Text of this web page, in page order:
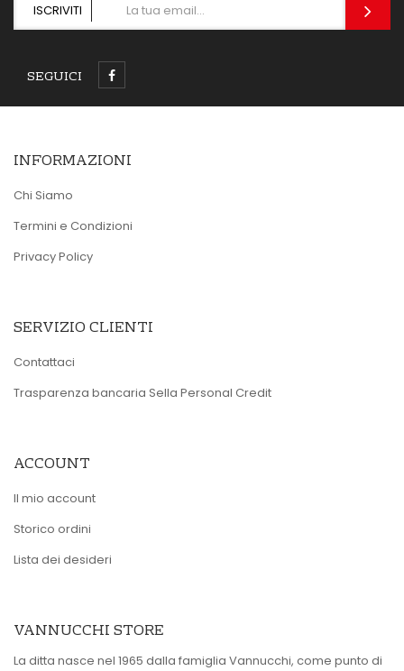
ISCRIVITI
SEGUICI
INFORMAZIONI
Chi Siamo
Termini e Condizioni
Privacy Policy
SERVIZIO CLIENTI
Contattaci
Trasparenza bancaria Sella Personal Credit
ACCOUNT
Il mio account
Storico ordini
Lista dei desideri
VANNUCCHI STORE
La ditta nasce nel 1965 dalla famiglia Vannucchi, come punto di